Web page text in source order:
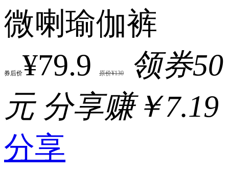
微喇瑜伽裤
券后价¥79.9 原价¥130
领券50
元 分享赚￥7.19
分享